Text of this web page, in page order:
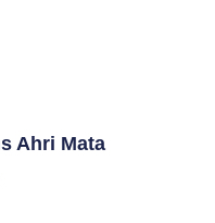
Ahri Mata